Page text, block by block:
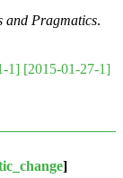
and Pragmatics.
1] [2015-01-27-1]
]